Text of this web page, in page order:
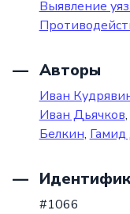
Выявление
Авторы
Иван
Иван Дьячков,
Белкин,
#1066